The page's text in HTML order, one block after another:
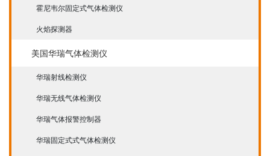
霍尼韦尔固定式气体检测仪
火焰探测器
美国华瑞气体检测仪
华瑞射线检测仪
华瑞无线气体检测仪
华瑞气体报警控制器
华瑞固定式式气体检测仪